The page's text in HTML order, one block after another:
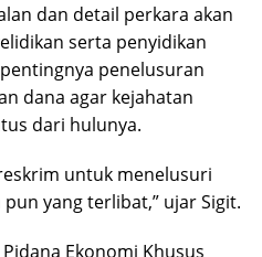
dan detail perkara akan
serta penyidikan
penelusuran
dana agar kejahatan
dari hulunya.
untuk menelusuri
yang terlibat,” ujar Sigit.
Ekonomi Khusus